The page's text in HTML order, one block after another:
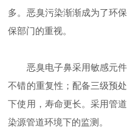
多。恶臭污染渐渐成为了环
保部门的重视。
恶臭电子鼻采用敏感元件
不错的重复性；配备三级预
下使用，寿命更长。采用管
染源管道环境下的监测。